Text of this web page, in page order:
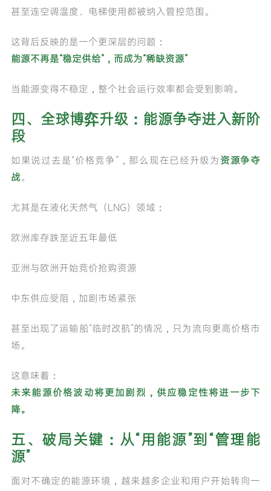
甚至连空调温度、电梯使用都被纳入管控范围。
这背后反映的是一个更深层的问题：
能源不再是“稳定供给”，而成为“稀缺资源”
当能源变得不稳定，整个社会运行效率都会受到影响。
四、全球博弈升级：能源争夺进入新阶
段
如果说过去是“价格竞争”，那么现在已经升级为 资源争夺
战。
尤其是在液化天然气（LNG）领域：
欧洲库存跌至近五年最低
亚洲与欧洲开始竞价抢购资源
中东供应受阻，加剧市场紧张
甚至出现了运输船“临时改航”的情况，只为流向更高价格市
场。
这意味着：
未来能源价格波动将更加剧烈 ， 供应稳定性将进一步下
降。
五、破局关键：从“用能源”到“管理能
源”
面对不确定的能源环境，越来越多企业和用户开始转向一